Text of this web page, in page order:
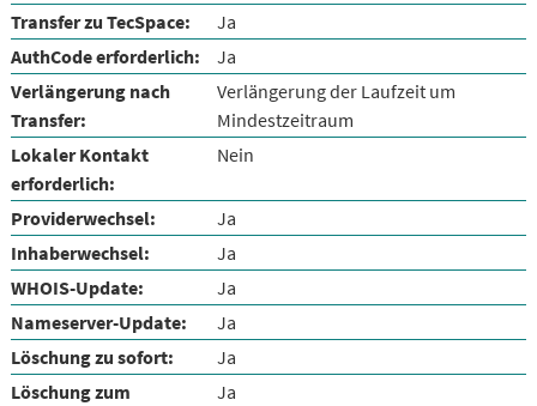
Transfer zu TecSpace:
Ja
AuthCode erforderlich:
Ja
Verlängerung nach
Transfer:
Verlängerung der Laufzeit um
Mindestzeitraum
Lokaler Kontakt
erforderlich:
Nein
Providerwechsel:
Ja
Inhaberwechsel:
Ja
WHOIS-Update:
Ja
Nameserver-Update:
Ja
Löschung zu sofort:
Ja
Löschung zum
Ja